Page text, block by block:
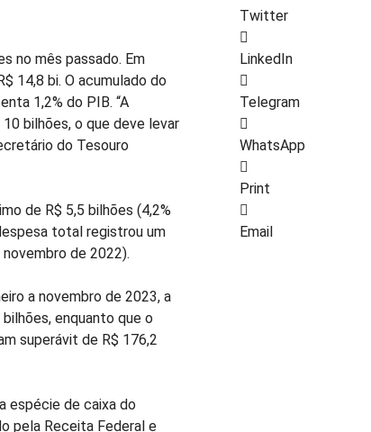
no mês passado. Em
14,8 bi. O acumulado do
1,2% do PIB. “A
bilhões, o que deve levar
do Tesouro
de R$ 5,5 bilhões (4,2%
total registrou um
de 2022).
a novembro de 2023, a
enquanto que o
superávit de R$ 176,2
espécie de caixa do
pela Receita Federal e
Twitter
LinkedIn
Telegram
WhatsApp
Print
Email